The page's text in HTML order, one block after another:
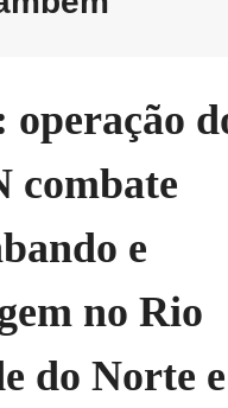
combate
e
no Rio
do Norte